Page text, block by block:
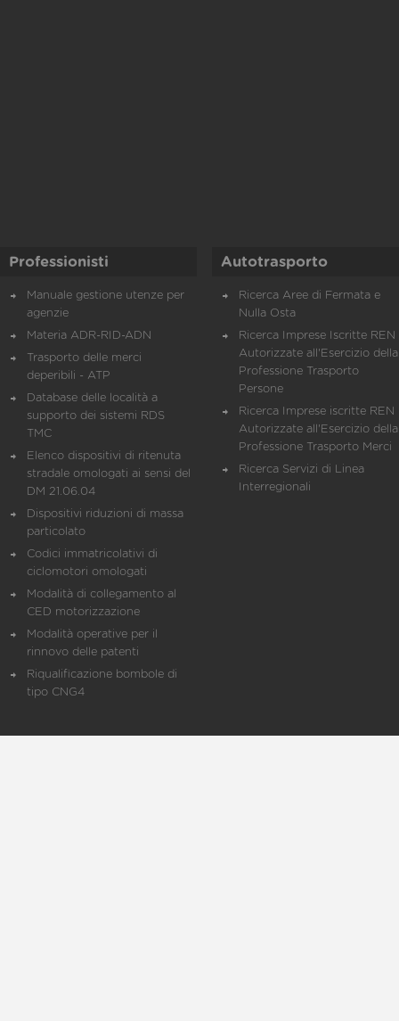
Professionisti
Manuale gestione utenze per
agenzie
Materia ADR-RID-ADN
Trasporto delle merci
deperibili - ATP
Database delle località a
supporto dei sistemi RDS
TMC
Elenco dispositivi di ritenuta
stradale omologati ai sensi del
DM 21.06.04
Dispositivi riduzioni di massa
particolato
Codici immatricolativi di
ciclomotori omologati
Modalità di collegamento al
CED motorizzazione
Modalità operative per il
rinnovo delle patenti
Riqualificazione bombole di
tipo CNG4
Autotrasporto
Ricerca Aree di Fermata e
Nulla Osta
Ricerca Imprese Iscritte REN
Autorizzate all'Esercizio della
Professione Trasporto
Persone
Ricerca Imprese iscritte REN
Autorizzate all'Esercizio della
Professione Trasporto Merci
Ricerca Servizi di Linea
Interregionali